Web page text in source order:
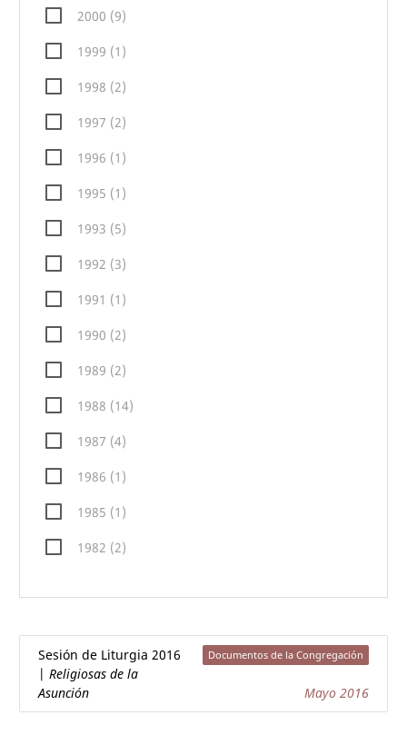
2000 (9)
1999 (1)
1998 (2)
1997 (2)
1996 (1)
1995 (1)
1993 (5)
1992 (3)
1991 (1)
1990 (2)
1989 (2)
1988 (14)
1987 (4)
1986 (1)
1985 (1)
1982 (2)
Sesión de Liturgia 2016
| Religiosas de la
Asunción
Mayo 2016